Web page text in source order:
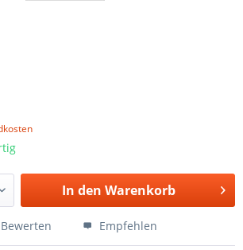
In den Warenkorb
Bewerten Empfehlen